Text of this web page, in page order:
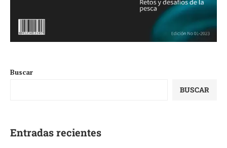
Buscar
BUSCAR
Entradas recientes